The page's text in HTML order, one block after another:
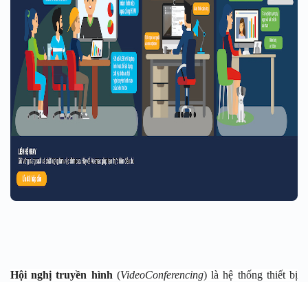
Hội nghị truyền hình (VideoConferencing) là hệ thống thiết bị